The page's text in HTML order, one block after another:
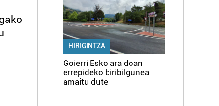
HIRIGINTZA
Goierri Eskolara doan
errepideko biribilgunea
amaitu dute